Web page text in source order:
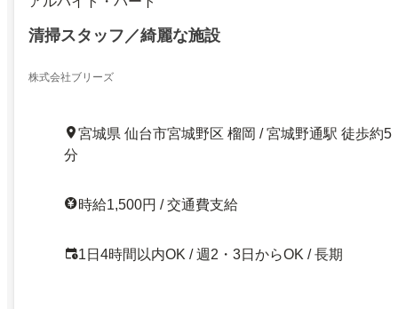
清掃スタッフ／綺麗な施設
株式会社ブリーズ
宮城県 仙台市宮城野区 榴岡 / 宮城野通駅 徒歩約5
分
時給1,500円 / 交通費支給
1日4時間以内OK / 週2・3日からOK / 長期